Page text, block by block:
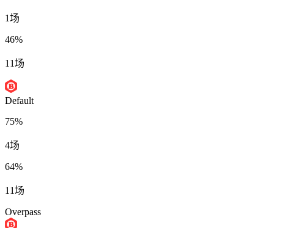
1场
46%
11场
Default
75%
4场
64%
11场
Overpass